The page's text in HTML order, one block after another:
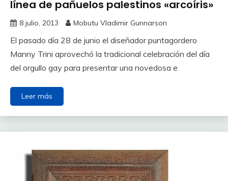
línea de pañuelos palestinos «arcoíris»
8 julio, 2013 Mobutu Vladimir Gunnarson
El pasado día 28 de junio el diseñador puntagordero
Manny Trini aprovechó la tradicional celebración del día
del orgullo gay para presentar una novedosa e
Leer más